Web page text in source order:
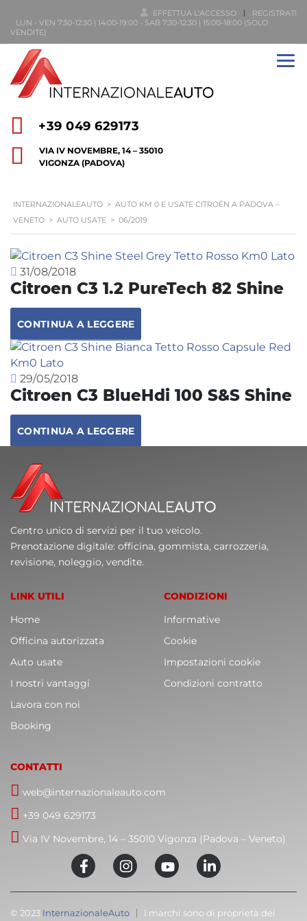
EFFETTUA L'ACCESSO
REGISTRATI
LUN - VEN 7:30-12:30 | 14:00-19:00 - SAB 7:30-12:30 | 15:00-18:00 (SOLO
VENDITE)
+39 049 629173
VIA IV NOVEMBRE, 14 – 35010
VIGONZA (PADOVA)
INTERNAZIONALEAUTO > AUTO KM 0 E USATE CITROËN A PADOVA –
VENETO > AUTO USATE > 06/2019
31/08/2018
Citroen C3 1.2 PureTech 82 Shine
CONTINUA A LEGGERE
29/05/2018
Citroen C3 BlueHdi 100 S&S Shine
CONTINUA A LEGGERE
Centro unico di servizi per il tuo veicolo.
Prenotazione digitale: officina, gommista, carrozzeria,
revisione, noleggio, vendite.
LINK UTILI
Home
Officina autorizzata
Auto usate
I nostri vantaggi
Lavora con noi
Booking
CONDIZIONI
Informative
Cookie
Impostazioni cookie
Condizioni contratto
CONTATTI
web@internazionaleauto.com
+39 049 629173
Via IV Novembre, 14 – 35010 Vigonza (Padova – Veneto)
© 2023 InternazionaleAuto I marchi sono di proprietà dei